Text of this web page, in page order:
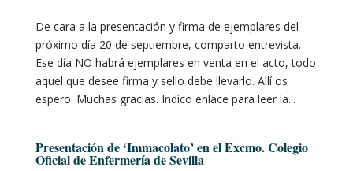
De cara a la presentación y firma de ejemplares del
próximo día 20 de septiembre, comparto entrevista.
Ese día NO habrá ejemplares en venta en el acto, todo
aquel que desee firma y sello debe llevarlo. Allí os
espero. Muchas gracias. Indico enlace para leer la...
Presentación de ‘Immacolato’ en el Excmo. Colegio
Oficial de Enfermería de Sevilla